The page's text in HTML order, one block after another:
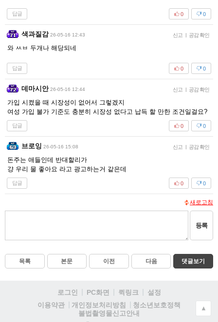
답글 0
0
색과질감 26-05-16 12:43 신고 | 공감 확인
와 ㅆㅂ 두개나 해당되네
답글 0
0
데마시안 26-05-16 12:44 신고 | 공감 확인
가입 시켰을 때 시장성이 없어서 그렇겠지
여성 가입 불가 기준도 충분히 시장성 없다고 납득 할 만한 조건일걸요?
답글 0
0
브로잉 26-05-16 15:08 신고 | 공감 확인
돈주는 애들인데 반대할리가
걍 우리 물 좋아요 라고 광고하는거 같은데
답글 0
0
새로고침
등록
목록 본문 이전 다음 댓글보기
로그인 PC화면 퀵링크
설정
이용약관
개인정보처리방침
청소년보호정책
불법촬영물신고안내
▲